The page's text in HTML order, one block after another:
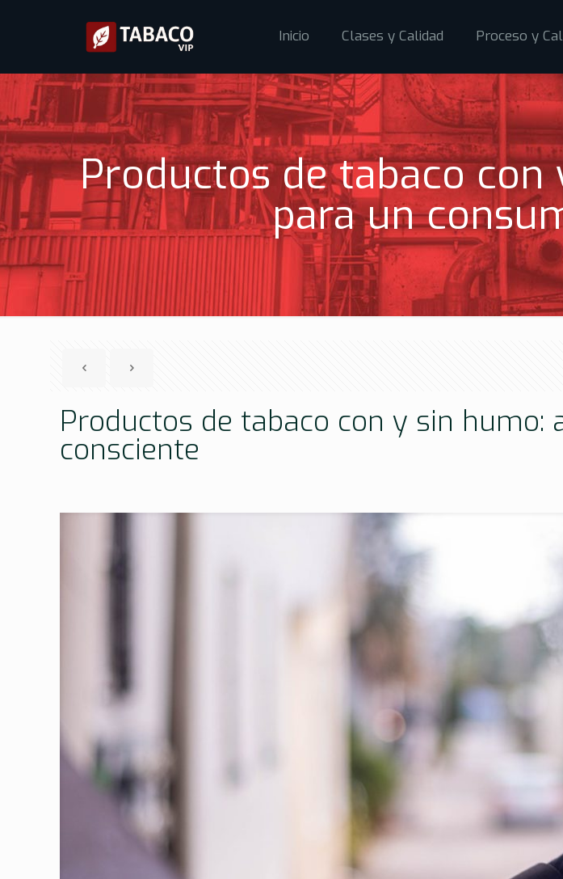
Inicio Clases y Calidad Proceso y
Productos de tabaco
para un
Productos de tabaco con y sin
consciente